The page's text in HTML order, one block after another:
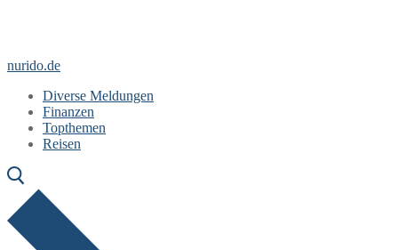
nurido.de
Diverse Meldungen
Finanzen
Topthemen
Reisen